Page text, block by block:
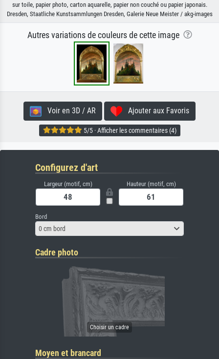
sur toile, papier photo, carton aquarelle, papier non couché ou papier japonais.
Dresden, Staatliche Kunstsammlungen Dresden, Galerie Neue Meister / akg-images
Autres variations de couleurs de cette image
Voir en 3D / AR Ajouter aux Favoris
5/5 · Afficher les commentaires (4)
Configurez d'art
Largeur (motif, cm) Hauteur (motif, cm)
Bord
0 cm bord
Cadre photo
Moyen et brancard